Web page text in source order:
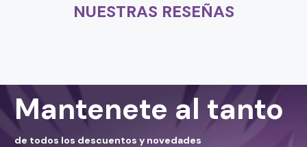
NUESTRAS RESEÑAS
Mantenete al tanto
de todos los descuentos y novedades